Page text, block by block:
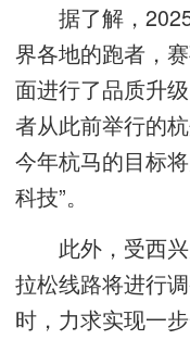
据了解，2025
界各地的跑者，
面进行了品质升
者从此前举行的
今年杭马的目标
科技”。
此外，受西兴
拉松线路将进行
时，力求实现一步